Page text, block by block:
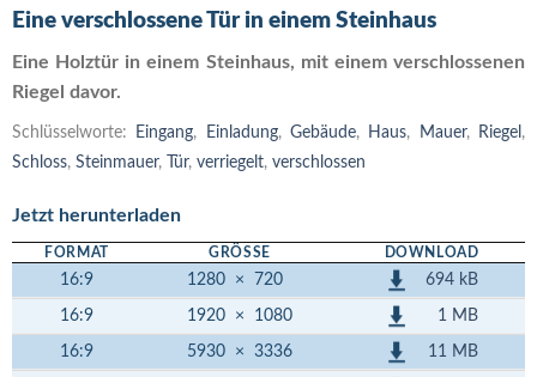
Eine verschlossene Tür in einem Steinhaus
Eine Holztür in einem Steinhaus, mit einem verschlossenen
Riegel davor.
Schlüsselworte: Eingang, Einladung,Gebäude, Haus, Mauer, Riegel ,
Schloss, Steinmauer, Tür, verriegelt, verschlossen
Jetzt herunterladen
FORMAT GRÖSSE DOWNLOAD
16:9 1280 × 720 694 kB
16:9 1920 × 1080 1 MB
16:9 5930 × 3336 11 MB